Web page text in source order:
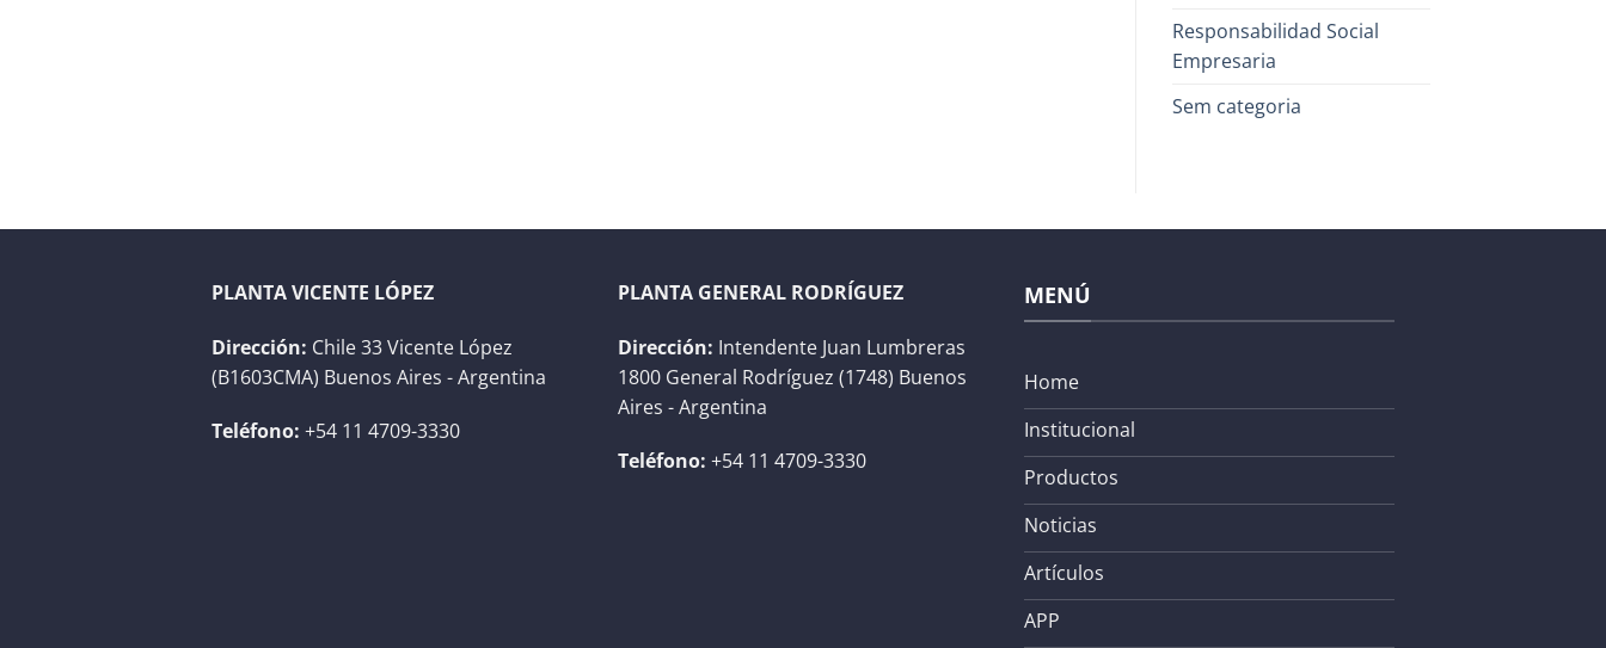
Responsabilidad Social
Empresaria
Sem categoria
PLANTA VICENTE LÓPEZ
Dirección: Chile 33 Vicente López
(B1603CMA) Buenos Aires - Argentina
Teléfono: +54 11 4709-3330
PLANTA GENERAL RODRÍGUEZ
Dirección: Intendente Juan Lumbreras
1800 General Rodríguez (1748) Buenos
Aires - Argentina
Teléfono: +54 11 4709-3330
MENÚ
Home
Institucional
Productos
Noticias
Artículos
APP